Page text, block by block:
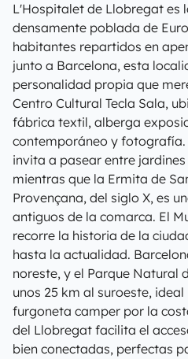
L'Hospitalet de Llobregat es
densamente poblada de
habitantes repartidos en
junto a Barcelona, esta
personalidad propia que
Centro Cultural Tecla Sala,
fábrica textil, alberga
contemporáneo y fotografía.
invita a pasear entre
mientras que la Ermita de
Provençana, del siglo X, es
antiguos de la comarca. El
recorre la historia de la
hasta la actualidad.
noreste, y el Parque Natural
unos 25 km al suroeste,
furgoneta camper por la
del Llobregat facilita el
bien conectadas, perfectas